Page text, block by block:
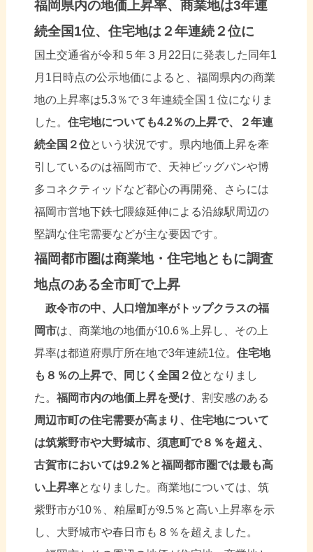
福岡県内の地価上昇率、商業地は3年連
続全国1位、住宅地は２年連続２位に
国土交通省が令和５年３月22日に発表した同年1
月1日時点の公示地価によると、福岡県内の商業
地の上昇率は5.3％で３年連続全国１位になりま
した。 住宅地についても4.2％の上昇で、２年連
続全国２位という状況です。県内地価上昇を牽
引しているのは福岡市で、天神ビッグバンや博
多コネクティッドなど都心の再開発、さらには
福岡市営地下鉄七隈線延伸による沿線駅周辺の
堅調な住宅需要などが主な要因です。
福岡都市圏は商業地・住宅地ともに調査
地点のある全市町で上昇
政令市の中、人口増加率がトップクラスの福
岡市は、商業地の地価が10.6％上昇し、その上
昇率は都道府県庁所在地で3年連続1位。 住宅地
も８％の上昇で、同じく全国２位となりまし
た。 福岡市内の地価上昇を受け、割安感のある
周辺市町の住宅需要が高まり、住宅地について
は筑紫野市や大野城市、須恵町で８％を超え、
古賀市においては9.2％と福岡都市圏では最も高
い上昇率となりました。商業地については、筑
紫野市が10％、粕屋町が9.5％と高い上昇率を示
し、大野城市や春日市も８％を超えました。